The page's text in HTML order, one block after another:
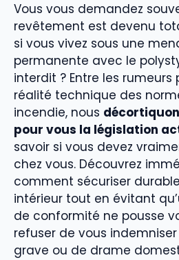
Vous vous demandez
revêtement est devenu
si vous vivez sous une
permanente avec le
interdit ? Entre les
réalité technique des
incendie, nous
pour vous la législation
savoir si vous devez
chez vous. Découvrez
comment sécuriser
intérieur tout en évitant
de conformité ne pousse
refuser de vous
grave ou de drame